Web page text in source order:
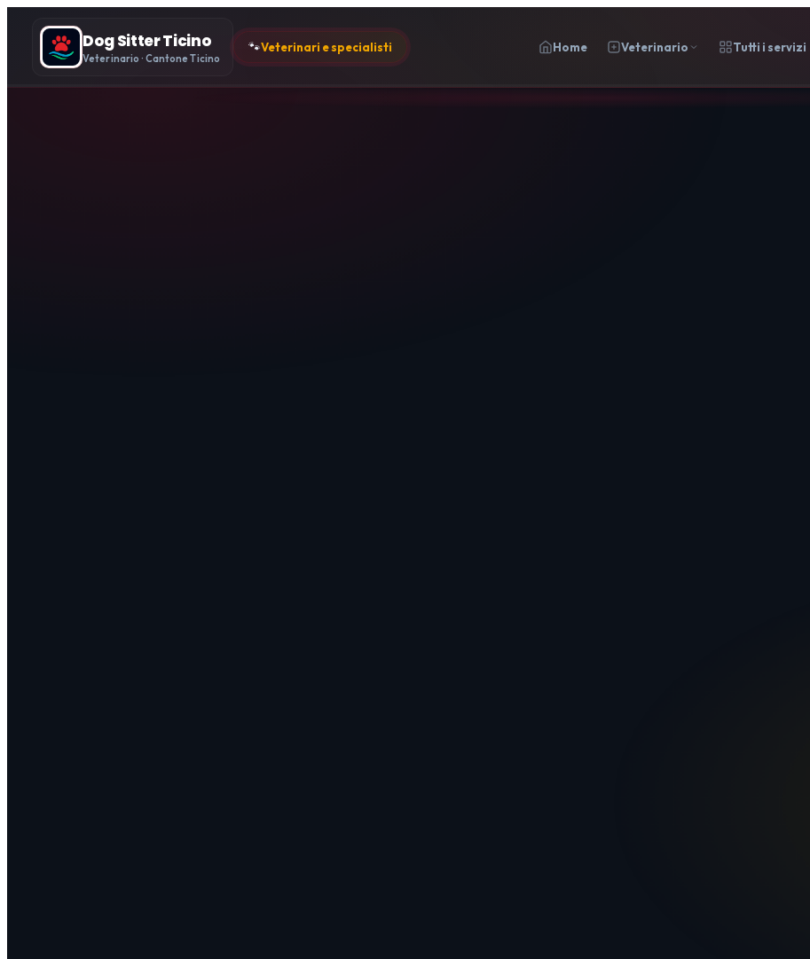
Dog Sitter Ticino
Veterinario · Cantone Ticino
🐾Veterinari e specialisti Home Veterinario Tutti i servizi